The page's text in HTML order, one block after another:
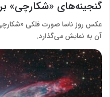
گنجینه‌های «شکارچی»
عکس روز ناسا صورت فلکی
آن به نمایش می‌گذارد.